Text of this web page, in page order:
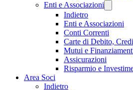
Enti e Associazioni
Indietro
Enti e Associazioni
Conti Correnti
Carte di Debito,
Mutui e
Assicurazioni
Risparmio e
Area Soci
Indietro